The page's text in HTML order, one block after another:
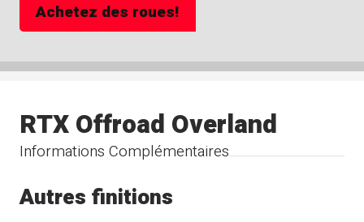
Achetez des roues!
Informations Complémentaires
RTX Offroad Overland
Autres finitions